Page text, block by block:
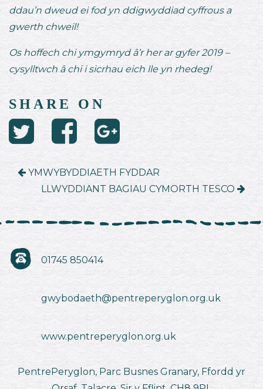
ddau’n dweud ei fod yn ddigwyddiad cyffrous a
gwerth chweil!
Os hoffech chi ymgymryd â’r her ar gyfer 2019 –
cysylltwch â chi i sicrhau eich lle yn rhedeg!
SHARE ON
YMWYBYDDIAETH FYDDAR
LLWYDDIANT BAGIAU CYMORTH TESCO
01745 850414
gwybodaeth@pentreperyglon.org.uk
www.pentreperyglon.org.uk
PentrePeryglon, Parc Busnes Granary, Ffordd yr